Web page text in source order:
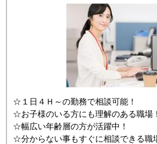
☆１日４Ｈ～の勤務で相談可能！
☆お子様のいる方にも理解のある職場！
☆幅広い年齢層の方が活躍中！
☆分からない事もすぐに相談できる職